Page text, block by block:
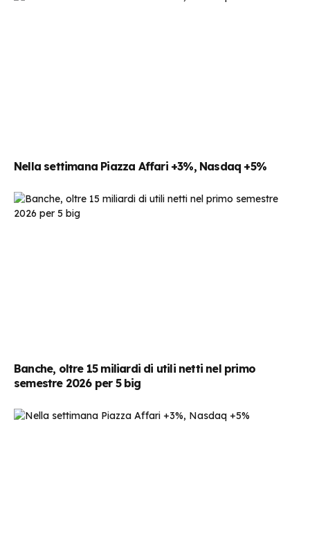
Nella settimana Piazza Affari +3%, Nasdaq +5%
Banche, oltre 15 miliardi di utili netti nel primo
semestre 2026 per 5 big